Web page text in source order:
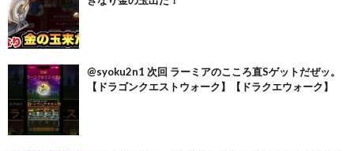
@syoku2n1 次回 ラーミアのこころ直Sゲットだぜッ。
【ドラゴンクエストウォーク】【ドラクエウォーク】